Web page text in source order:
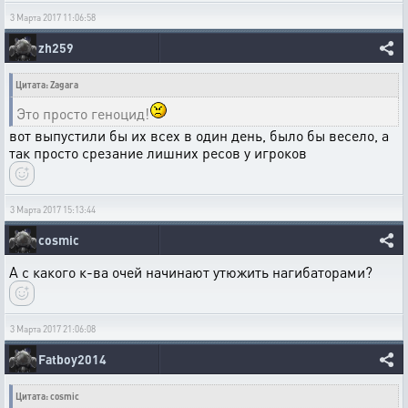
3 Марта 2017 11:06:58
zh259
Цитата: Zagara
Это просто геноцид!
вот выпустили бы их всех в один день, было бы весело, а
так просто срезание лишних ресов у игроков
3 Марта 2017 15:13:44
cosmic
А с какого к-ва очей начинают утюжить нагибаторами?
3 Марта 2017 21:06:08
Fatboy2014
Цитата: cosmic